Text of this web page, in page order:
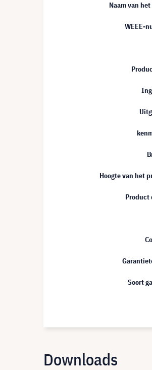
Naam van
WEEE-
Hoogte van het
Product
Soort
Downloads